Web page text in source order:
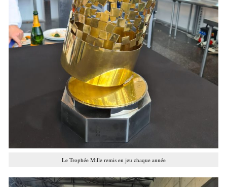
Le Trophée Mille remis en jeu chaque année